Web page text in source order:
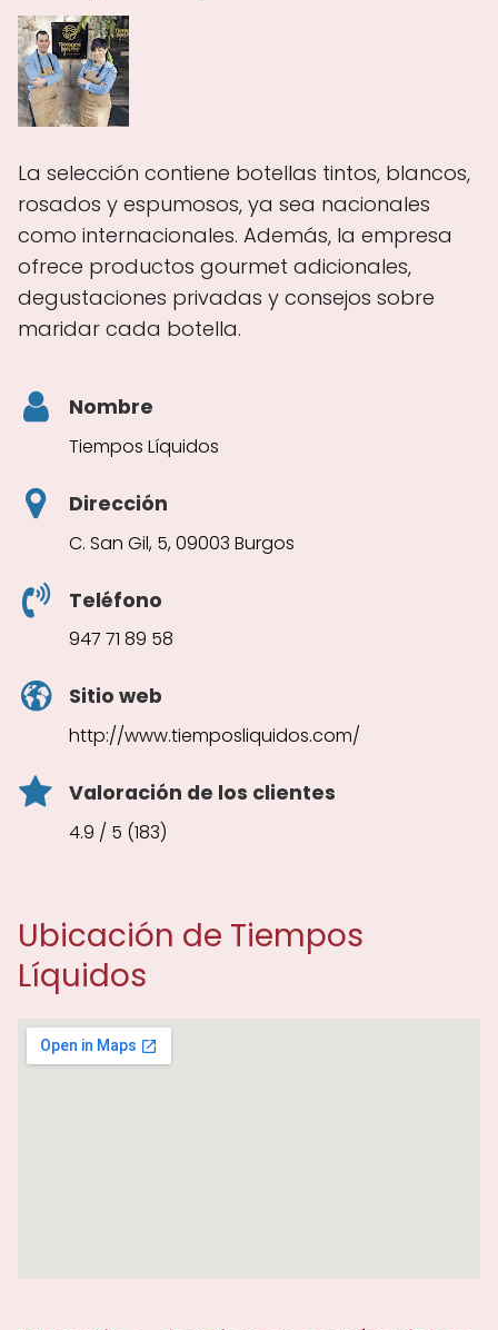
La selección contiene botellas tintos, blancos,
rosados y espumosos, ya sea nacionales
como internacionales. Además, la empresa
ofrece productos gourmet adicionales,
degustaciones privadas y consejos sobre
maridar cada botella.
Nombre
Tiempos Líquidos
Dirección
C. San Gil, 5, 09003 Burgos
Teléfono
947 71 89 58
Sitio web
http://www.tiemposliquidos.com/
Valoración de los clientes
4.9 / 5 (183)
Ubicación de Tiempos
Líquidos